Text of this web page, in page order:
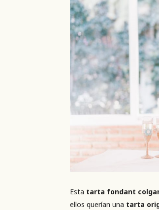
Esta tarta fondant
ellos querían una tarta